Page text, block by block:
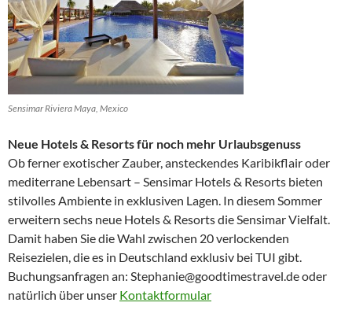
Sensimar Riviera Maya, Mexico
Neue Hotels & Resorts für noch mehr Urlaubsgenuss
Ob ferner exotischer Zauber, ansteckendes Karibikflair oder
mediterrane Lebensart – Sensimar Hotels & Resorts bieten
stilvolles Ambiente in exklusiven Lagen. In diesem Sommer
erweitern sechs neue Hotels & Resorts die Sensimar Vielfalt.
Damit haben Sie die Wahl zwischen 20 verlockenden
Reisezielen, die es in Deutschland exklusiv bei TUI gibt.
Buchungsanfragen an: Stephanie@goodtimestravel.de oder
natürlich über unser Kontaktformular